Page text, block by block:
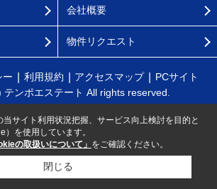
会社概要
物件リクエスト
ー 利用規約 アクセスマップ
PCサイト
ンポエステート All rights reserved.
サイト利用状況把握、サービス向上検討を目的と
を使用しています。
の取扱いについて」 をご確認ください。
閉じる